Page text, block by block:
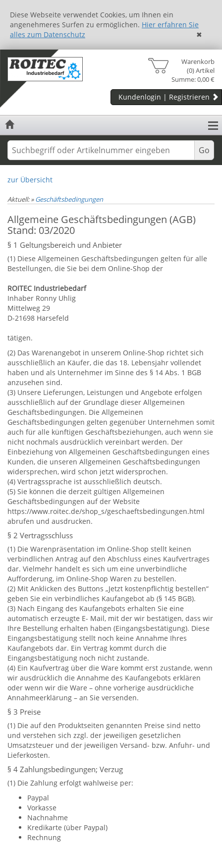
Diese Webseite verwendet Cookies, um Ihnen ein
angenehmeres Surfen zu ermöglichen. Hier erfahren Sie
alles zum Datenschutz
✖
Warenkorb
(0) Artikel
Summe: 0,00 €
Kundenlogin | Registrieren
zur Übersicht
Aktuell:»Geschäftsbedingungen
Allgemeine Geschäftsbedingungen (AGB)
Stand: 03/2020
§ 1 Geltungsbereich und Anbieter
(1) Diese Allgemeinen Geschäftsbedingungen gelten für alle
Bestellungen, die Sie bei dem Online-Shop der
ROITEC Industriebedarf
Inhaber Ronny Uhlig
Mittelweg 29
D-21698 Harsefeld
tätigen.
(2) Das Warenangebot in unserem Online-Shop richtet sich
ausschließlich an Käufer, die das 18. Lebensjahr vollendet
haben und als Unternehmer im Sinne des § 14 Abs. 1 BGB
anzusehen sind.
(3) Unsere Lieferungen, Leistungen und Angebote erfolgen
ausschließlich auf der Grundlage dieser Allgemeinen
Geschäftsbedingungen. Die Allgemeinen
Geschäftsbedingungen gelten gegenüber Unternehmen somit
auch für alle künftigen Geschäftsbeziehungen, auch wenn sie
nicht nochmals ausdrücklich vereinbart werden. Der
Einbeziehung von Allgemeinen Geschäftsbedingungen eines
Kunden, die unseren Allgemeinen Geschäftsbedingungen
widersprechen, wird schon jetzt widersprochen.
(4) Vertragssprache ist ausschließlich deutsch.
(5) Sie können die derzeit gültigen Allgemeinen
Geschäftsbedingungen auf der Website
https://www.roitec.de/shop_s/geschaeftsbedingungen.html
abrufen und ausdrucken.
§ 2 Vertragsschluss
(1) Die Warenpräsentation im Online-Shop stellt keinen
verbindlichen Antrag auf den Abschluss eines Kaufvertrages
dar. Vielmehr handelt es sich um eine unverbindliche
Aufforderung, im Online-Shop Waren zu bestellen.
(2) Mit Anklicken des Buttons „Jetzt kostenpflichtig bestellen“
geben Sie ein verbindliches Kaufangebot ab (§ 145 BGB).
(3) Nach Eingang des Kaufangebots erhalten Sie eine
automatisch erzeugte E- Mail, mit der wir bestätigen, dass wir
Ihre Bestellung erhalten haben (Eingangsbestätigung). Diese
Eingangsbestätigung stellt noch keine Annahme Ihres
Kaufangebots dar. Ein Vertrag kommt durch die
Eingangsbestätigung noch nicht zustande.
(4) Ein Kaufvertrag über die Ware kommt erst zustande, wenn
wir ausdrücklich die Annahme des Kaufangebots erklären
oder wenn wir die Ware – ohne vorherige ausdrückliche
Annahmeerklärung – an Sie versenden.
§ 3 Preise
(1) Die auf den Produktseiten genannten Preise sind netto
und verstehen sich zzgl. der jeweiligen gesetzlichen
Umsatzsteuer und der jeweiligen Versand- bzw. Anfuhr- und
Lieferkosten.
§ 4 Zahlungsbedingungen; Verzug
(1) Die Zahlung erfolgt wahlweise per:
Paypal
Vorkasse
Nachnahme
Kredikarte (über Paypal)
Rechnung